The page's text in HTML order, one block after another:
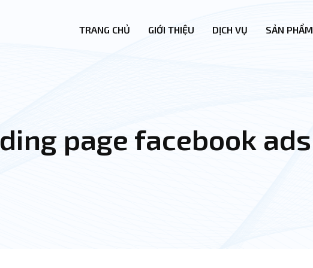
TRANG CHỦ
GIỚI THIỆU DỊCH VỤ SẢN PHẨM
page facebook ads